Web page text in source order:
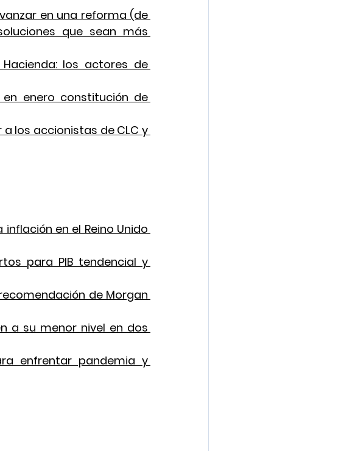
en una reforma (de
que sean más
los actores de
enero constitución de
los accionistas de CLC y
en el Reino Unido
para PIB tendencial y
de Morgan
a su menor nivel en dos
enfrentar pandemia y